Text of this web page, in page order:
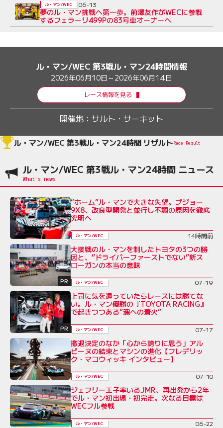
夢のル・マン挑戦へ第一歩。前澤友作がWECに参戦
するフェラーリ499Pの83号車オーナーへ
ル・マン/WEC 06-13
ル・マン/WEC 第3戦ル・マン24時間情報
2026年06月10日～2026年06月14日
レース情報を見る
開催地： サルト・サーキット
ル・マン/WEC 第3戦ル・マン24時間 リザルトRace Result
ル・マン/WEC 第3戦ル・マン24時間 ニュース
“ホーム”ル・マンで大きな失望。プジョー
9X8、改良型開発と並行し不調の原因を徹底
究明へ
ル・マン/WEC 14時間前
PR
大接戦のル・マンを制したトヨタの3つの勝
因と、“ドライバーファーストでない”新ス
ローガンの本当の意味
ル・マン/WEC 07-19
PR
上司に気を遣っていたらレースには勝てな
い。ル・マン優勝の『TOYOTA RACING』
で起きつつある“魂への着火”
ル・マン/WEC 07-17
撤退決定のなか「心から誇りに思う」アル
ピーヌの結束とマシンの進化【フレデリッ
ク・マコウィッキ インタビュー】
ル・マン/WEC 07-10
ジェフリー王子率いるJMR、再出発から2年
でル・マン初出場・初完走。次なる目標は
WECフル参戦
ル・マン/WEC 06-22